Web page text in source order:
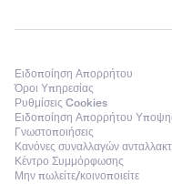
Ειδοποίηση Απορρήτου
Όροι Υπηρεσίας
Ρυθμίσεις Cookies
Ειδοποίηση Απορρήτου
Γνωστοποιήσεις
Κανόνες συναλλαγών
Κέντρο Συμμόρφωσης
Μην πωλείτε/κοινοποιείτε